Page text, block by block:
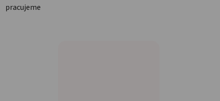
pracujeme